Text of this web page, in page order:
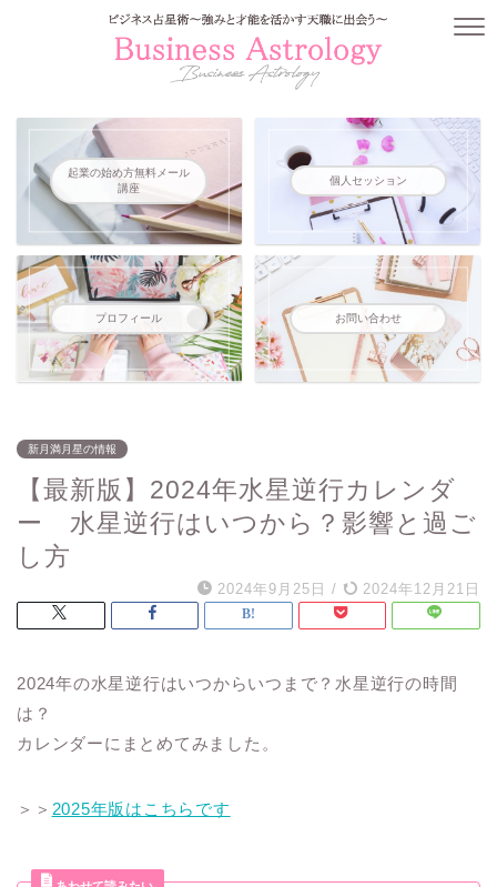
起業の始め方無料メール
講座
個人セッション
プロフィール お問い合わせ
新月満月星の情報
【最新版】2024年水星逆行カレンダ
ー 水星逆行はいつから？影響と過ご
し方
2024年9月25日 / 2024年12月21日
2024年の水星逆行はいつからいつまで？水星逆行の時間
は？
カレンダーにまとめてみました。
＞＞ 2025年版はこちらです